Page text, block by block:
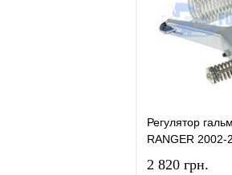
У вибране
Регулятор
RANGER 2002-
2 820 грн.